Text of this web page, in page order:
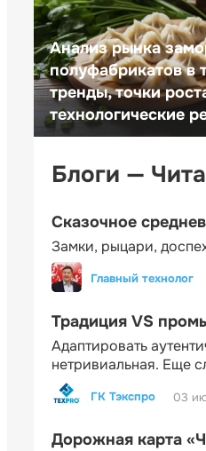
Анализ рынка
полуфабрикатов в
тренды, точки
технологические
Блоги —
Сказочное
Замки, рыцари,
Главный технолог
Традиция VS
Адаптировать
нетривиальная. Еще
ГК Тэкспро 03
Дорожная карта